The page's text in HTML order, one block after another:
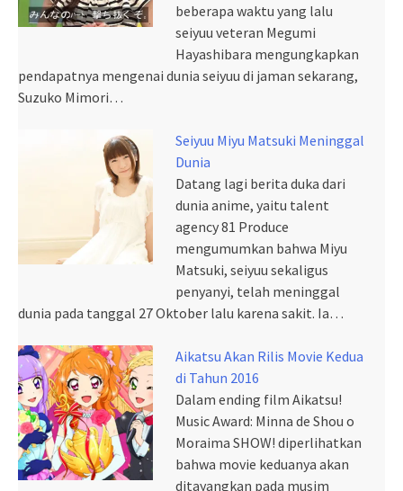
beberapa waktu yang lalu
seiyuu veteran Megumi
Hayashibara mengungkapkan
pendapatnya mengenai dunia seiyuu di jaman sekarang,
Suzuko Mimori…
Seiyuu Miyu Matsuki Meninggal
Dunia
Datang lagi berita duka dari
dunia anime, yaitu talent
agency 81 Produce
mengumumkan bahwa Miyu
Matsuki, seiyuu sekaligus
penyanyi, telah meninggal
dunia pada tanggal 27 Oktober lalu karena sakit. Ia…
Aikatsu Akan Rilis Movie Kedua
di Tahun 2016
Dalam ending film Aikatsu!
Music Award: Minna de Shou o
Moraima SHOW! diperlihatkan
bahwa movie keduanya akan
ditayangkan pada musim